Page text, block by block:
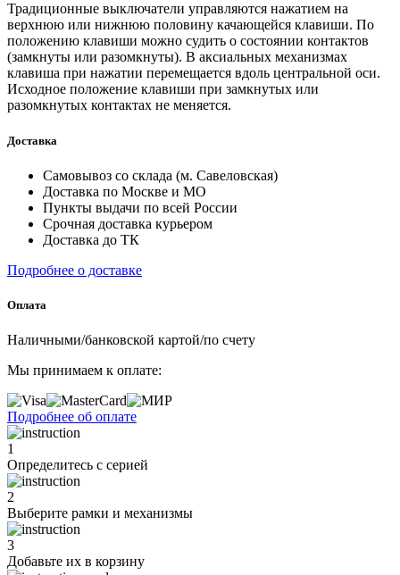
Традиционные выключатели управляются нажатием на
верхнюю или нижнюю половину качающейся клавиши. По
положению клавиши можно судить о состоянии контактов
(замкнуты или разомкнуты). В аксиальных механизмах
клавиша при нажатии перемещается вдоль центральной оси.
Исходное положение клавиши при замкнутых или
разомкнутых контактах не меняется.
Доставка
Самовывоз со склада (м. Савеловская)
Доставка по Москве и МО
Пункты выдачи по всей России
Срочная доставка курьером
Доставка до ТК
Подробнее о доставке
Оплата
Наличными/банковской картой/по счету
Мы принимаем к оплате:
Подробнее об оплате
1
Определитесь с серией
2
Выберите рамки и механизмы
3
Добавьте их в корзину